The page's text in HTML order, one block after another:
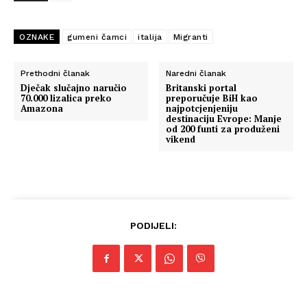
OZNAKE gumeni čamci italija Migranti
Prethodni članak
Dječak slučajno naručio
70.000 lizalica preko
Amazona
Naredni članak
Britanski portal
preporučuje BiH kao
najpotcjenjeniju
destinaciju Evrope: Manje
od 200 funti za produženi
vikend
PODIJELI: